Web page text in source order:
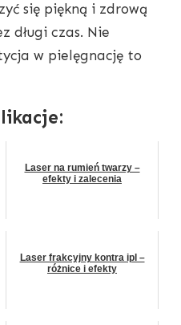
się piękną i zdrową
długi czas. Nie
w pielęgnację to
Laser na rumień twarzy –
efekty i zalecenia
Laser frakcyjny kontra ipl –
różnice i efekty